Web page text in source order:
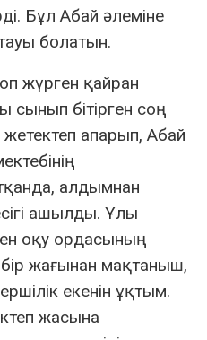
Бұл Абай әлеміне
болатын.
жүрген қайран
бітірген соң
апарып, Абай
алдымнан
ашылды. Ұлы
оқу ордасының
жағынан мақтаныш,
екенін ұқтым.
жасына